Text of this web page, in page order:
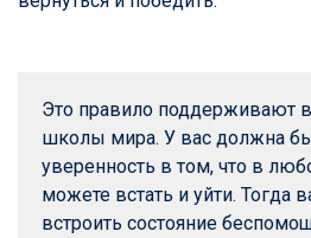
Это правило поддерживают
школы мира. У вас должна
уверенность в том, что в
можете встать и уйти. Тогда
встроить состояние